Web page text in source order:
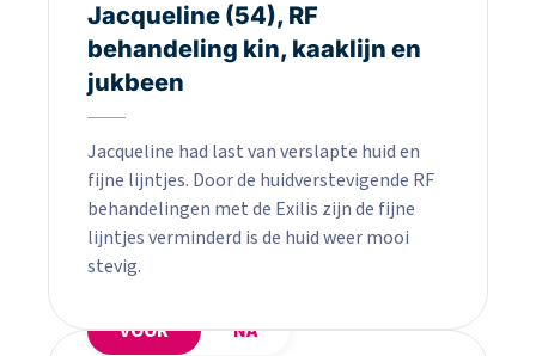
Jacqueline (54), RF
behandeling kin, kaaklijn en
jukbeen
Jacqueline had last van verslapte huid en
fijne lijntjes. Door de huidverstevigende RF
behandelingen met de Exilis zijn de fijne
lijntjes verminderd is de huid weer mooi
stevig.
VOOR NA